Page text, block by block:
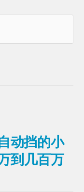
动挡的小
到几百万